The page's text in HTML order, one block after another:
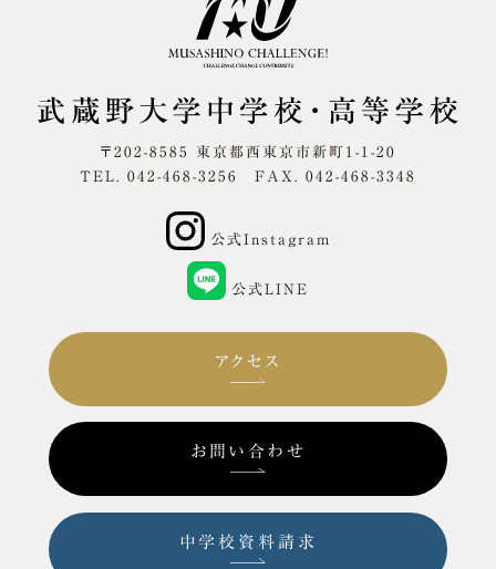
〒202-8585 東京都西東京市新町1-1-20
TEL. 042-468-3256 FAX. 042-468-3348
公式Instagram
公式LINE
アクセス
お問い合わせ
中学校資料請求